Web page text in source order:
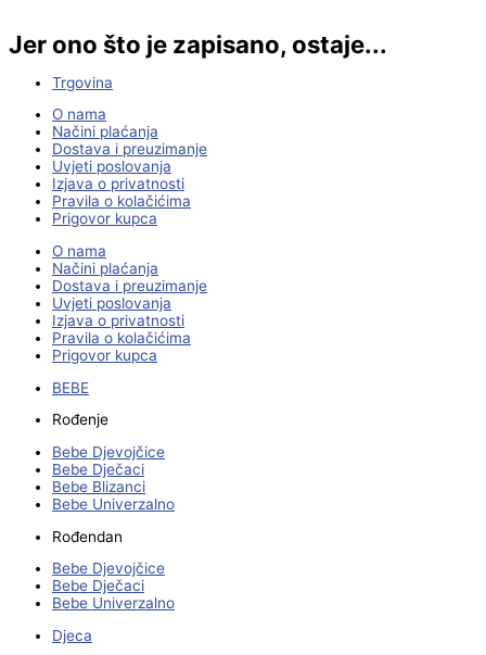
Jer ono što je zapisano, ostaje...
Trgovina
O nama
Načini plaćanja
Dostava i preuzimanje
Uvjeti poslovanja
Izjava o privatnosti
Pravila o kolačićima
Prigovor kupca
O nama
Načini plaćanja
Dostava i preuzimanje
Uvjeti poslovanja
Izjava o privatnosti
Pravila o kolačićima
Prigovor kupca
BEBE
Rođenje
Bebe Djevojčice
Bebe Dječaci
Bebe Blizanci
Bebe Univerzalno
Rođendan
Bebe Djevojčice
Bebe Dječaci
Bebe Univerzalno
Djeca